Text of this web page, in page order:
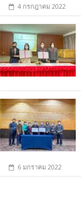
4 กรกฎาคม 2022
6 มกราคม 2022